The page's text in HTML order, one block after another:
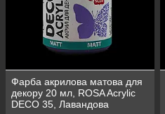
Фарба акрилова матова для
декору 20 мл, ROSA Acrylic
DECO 35, Лавандова